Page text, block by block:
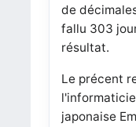
de
fallu 303
résultat.
Le précent
japonaise